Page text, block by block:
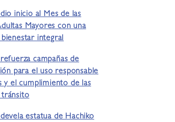
inicio al Mes de las
Mayores con una
integral
campañas de
para el uso responsable
y el cumplimiento de las
tránsito
estatua de Hachiko